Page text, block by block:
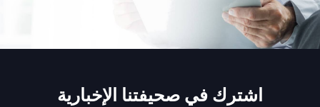
اشترك في صحيفتنا الإخبارية